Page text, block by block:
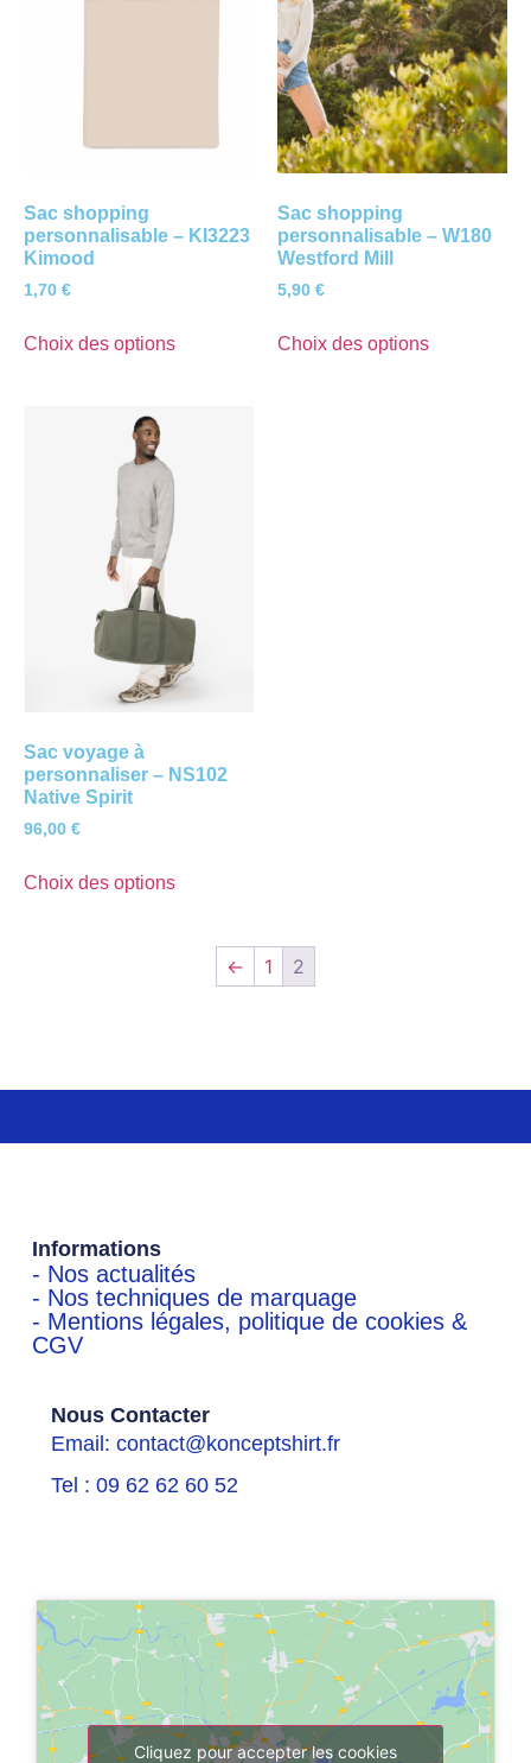
Sac shopping
personnalisable – KI3223
Kimood
1,70 €
Choix des options
Sac shopping
personnalisable – W180
Westford Mill
5,90 €
Choix des options
Sac voyage à
personnaliser – NS102
Native Spirit
96,00 €
Choix des options
← 1 2
Informations
- Nos actualités
- Nos techniques de marquage
- Mentions légales, politique de cookies &
CGV
Nous Contacter
Email: contact@konceptshirt.fr
Tel : 09 62 62 60 52
Cliquez pour accepter les cookies